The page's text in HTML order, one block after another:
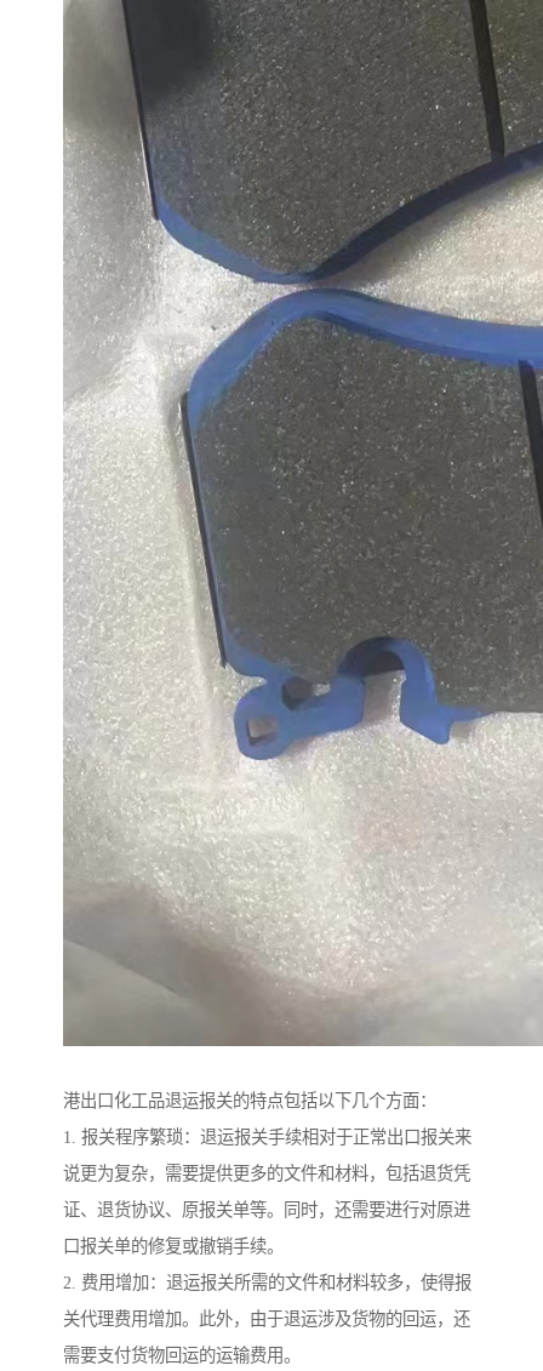
港出口化工品退运报关的特点包括以下几个方面：
1. 报关程序繁琐：退运报关手续相对于正常出口报关来
说更为复杂，需要提供更多的文件和材料，包括退货凭
证、退货协议、原报关单等。同时，还需要进行对原进
口报关单的修复或撤销手续。
2. 费用增加：退运报关所需的文件和材料较多，使得报
关代理费用增加。此外，由于退运涉及货物的回运，还
需要支付货物回运的运输费用。